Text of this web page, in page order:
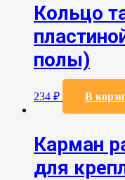
Кольцо
полы)
234 ₽ В
Карман
для